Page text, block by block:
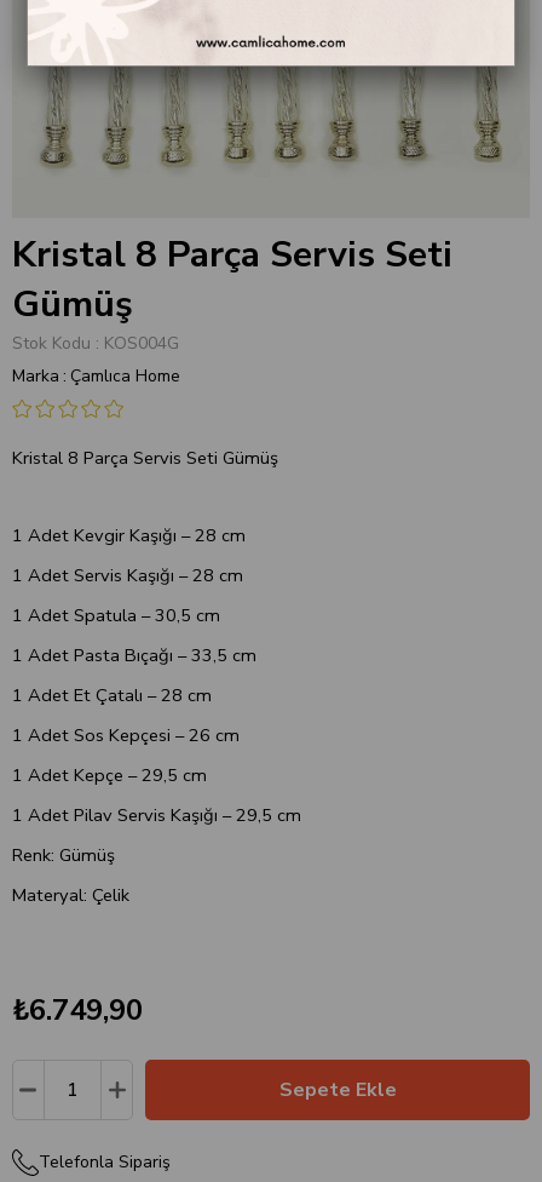
Kristal 8 Parça Servis Seti
Gümüş
Stok Kodu
KOS004G
Marka : Çamlıca Home
Kristal 8 Parça Servis Seti Gümüş
1 Adet Kevgir Kaşığı – 28 cm
1 Adet Servis Kaşığı – 28 cm
1 Adet Spatula – 30,5 cm
1 Adet Pasta Bıçağı – 33,5 cm
1 Adet Et Çatalı – 28 cm
1 Adet Sos Kepçesi – 26 cm
1 Adet Kepçe – 29,5 cm
1 Adet Pilav Servis Kaşığı – 29,5 cm
Renk: Gümüş
Materyal: Çelik
₺6.749,90
Telefonla Sipariş